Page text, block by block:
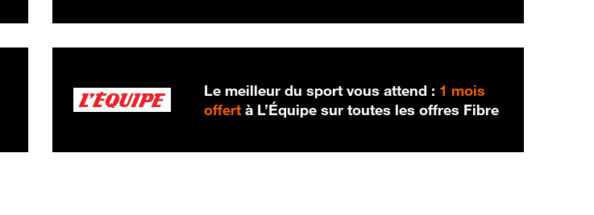
Le meilleur du sport vous attend : 1 mois
offert à L’Équipe sur toutes les offres Fibre